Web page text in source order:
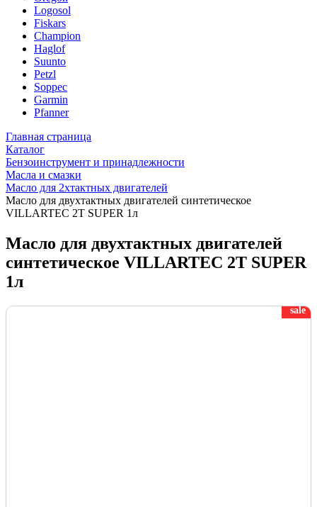
Logosol
Fiskars
Champion
Haglof
Suunto
Petzl
Soppec
Garmin
Pfanner
Главная страница
Каталог
Бензоинструмент и принадлежности
Масла и смазки
Масло для 2хтактных двигателей
Масло для двухтактных двигателей синтетическое
VILLARTEC 2T SUPER 1л
Масло для двухтактных двигателей
синтетическое VILLARTEC 2T SUPER
1л
sale